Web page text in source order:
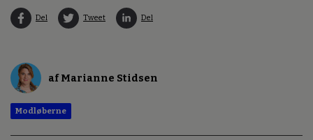
Del Tweet Del
af Marianne Stidsen
Modløberne